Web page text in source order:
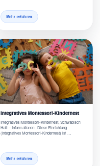
Mehr erfahren
Integratives Montessori-Kindernest
Integratives Montessori-Kindernest, Schwäbisch
Hall - Informationen Diese Einrichtung
(Integratives Montessori-Kindernest) ist …
Mehr erfahren